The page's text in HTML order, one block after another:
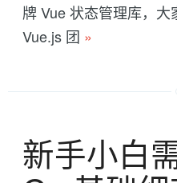
牌 Vue 状态管理库，
Vue.js 团 »
新手小白